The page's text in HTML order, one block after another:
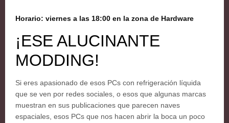
Horario: viernes a las 18:00 en la zona de Hardware
¡ESE ALUCINANTE
MODDING!
Si eres apasionado de esos PCs con refrigeración líquida
que se ven por redes sociales, o esos que algunas marcas
muestran en sus publicaciones que parecen naves
espaciales, esos PCs que nos hacen abrir la boca un poco